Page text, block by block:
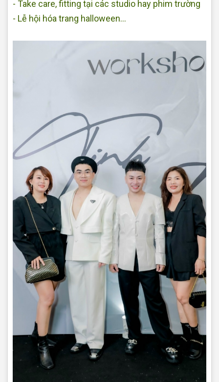
- Take care, fitting tại các studio hay phim trường
- Lễ hội hóa trang halloween...